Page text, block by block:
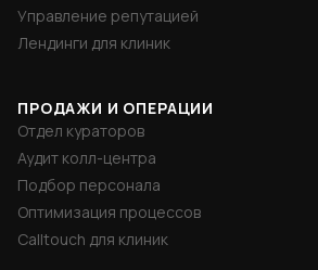
Управление репутацией
Лендинги для клиник
ПРОДАЖИ И ОПЕРАЦИИ
Отдел кураторов
Аудит колл-центра
Подбор персонала
Оптимизация процессов
Calltouch для клиник